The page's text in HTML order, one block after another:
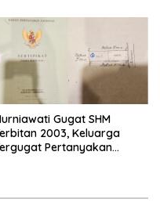
Gugat SHM
2003, Keluarga
Pertanyakan